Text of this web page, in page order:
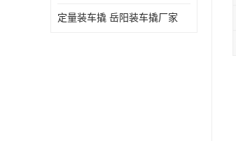
定量装车撬 岳阳装车撬厂家